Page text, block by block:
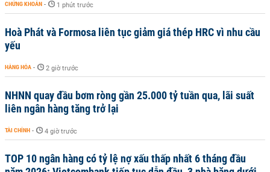
CHỨNG KHOÁN - 1 phút trước
Hoà Phát và Formosa liên tục giảm giá thép HRC vì nhu cầu
yếu
HÀNG HÓA - 2 giờ trước
NHNN quay đầu bơm ròng gần 25.000 tỷ tuần qua, lãi suất
liên ngân hàng tăng trở lại
TÀI CHÍNH - 4 giờ trước
TOP 10 ngân hàng có tỷ lệ nợ xấu thấp nhất 6 tháng đầu